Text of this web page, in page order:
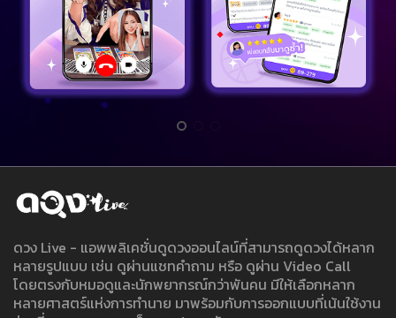
ดวง Live - แอพพลิเคชั่นดูดวงออนไลน์ที่สามารถดูดวงได้หลาก
หลายรูปแบบ เช่น ดูผ่านแชทคำถาม หรือ ดูผ่าน Video Call
โดยตรงกับหมอดูและนักพยากรณ์กว่าพันคน มีให้เลือกหลาก
หลายศาสตร์แห่งการทำนาย มาพร้อมกับการออกแบบที่เน้นใช้งาน